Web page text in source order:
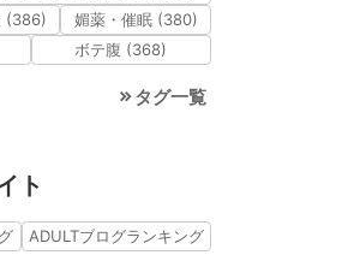
(386)
媚薬・催眠 (380)
ボテ腹 (368)
タグ一覧
ト
ADULTブログランキング